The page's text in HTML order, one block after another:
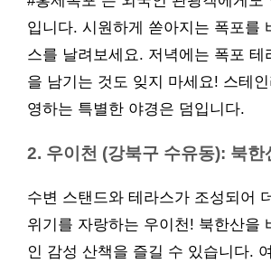
입니다. 시원하게 쏟아지는 폭포를
스를 날려보세요. 저녁에는 폭포 테
을 남기는 것도 잊지 마세요! 스테
영하는 특별한 야경은 덤입니다.
2. 우이천 (강북구 수유동): 북한
수변 스탠드와 테라스가 조성되어
위기를 자랑하는 우이천! 북한산을
인 감성 산책을 즐길 수 있습니다.